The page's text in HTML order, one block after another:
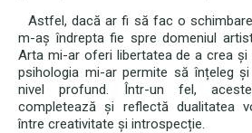
Astfel, dacă ar fi să fac o
m-aș îndrepta fie spre domeniul
Arta mi-ar oferi libertatea de a crea și
psihologia mi-ar permite să înțeleg
nivel profund. Într-un fel,
completează și reflectă dualitatea
între creativitate și introspecție.